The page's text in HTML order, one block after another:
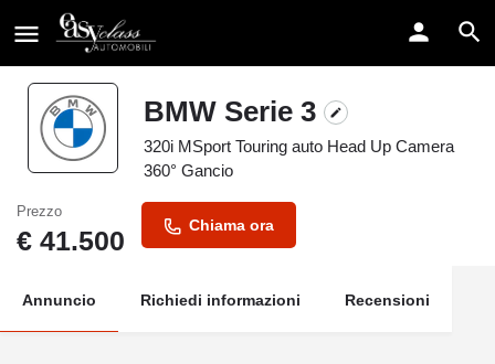
BMW Serie 3
320i MSport Touring auto Head Up Camera
360° Gancio
Prezzo
€ 41.500 Chiama ora
Annuncio Richiedi informazioni Recensioni